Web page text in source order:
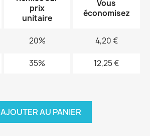
prix
unitaire
Vous
économisez
20% 4,20 €
35% 12,25 €
AJOUTER AU PANIER